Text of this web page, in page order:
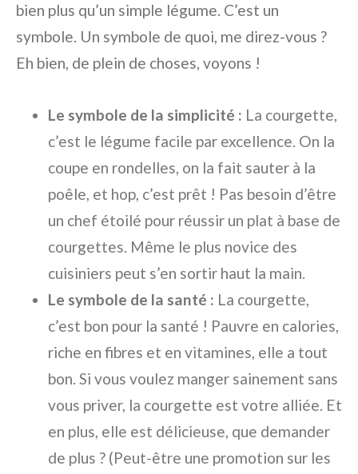
bien plus qu’un simple légume. C’est un
symbole. Un symbole de quoi, me direz-vous ?
Eh bien, de plein de choses, voyons !
Le symbole de la simplicité : La courgette,
c’est le légume facile par excellence. On la
coupe en rondelles, on la fait sauter à la
poêle, et hop, c’est prêt ! Pas besoin d’être
un chef étoilé pour réussir un plat à base de
courgettes. Même le plus novice des
cuisiniers peut s’en sortir haut la main.
Le symbole de la santé : La courgette,
c’est bon pour la santé ! Pauvre en calories,
riche en fibres et en vitamines, elle a tout
bon. Si vous voulez manger sainement sans
vous priver, la courgette est votre alliée. Et
en plus, elle est délicieuse, que demander
de plus ? (Peut-être une promotion sur les